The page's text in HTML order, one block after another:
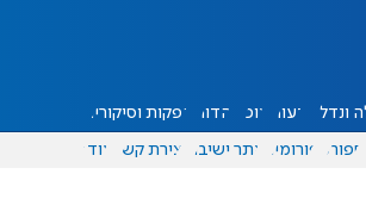
ונדל"ן דעות אוכל יהדות הפקות וסיקורים
ספורט פורומים אתר ישיבה יצירת קשר עוד